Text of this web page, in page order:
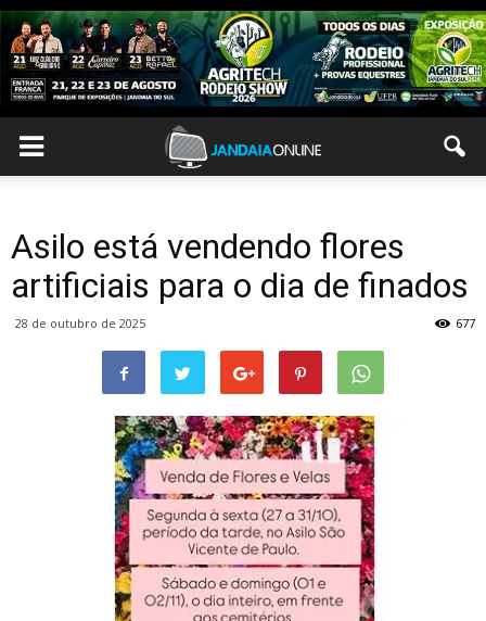
Asilo está vendendo flores
artificiais para o dia de finados
28 de outubro de 2025 677